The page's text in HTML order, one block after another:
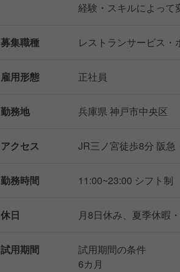
経験・スキルによって
募集職種 レストランサービス・
雇用形態 正社員
勤務地 兵庫県 神戸市中央区
アクセス JR三ノ宮徒歩8分 阪
勤務時間 11:00~23:00 シフト制
休日 月8日休み、夏季休暇
試用期間
試用期間の条件
6カ月